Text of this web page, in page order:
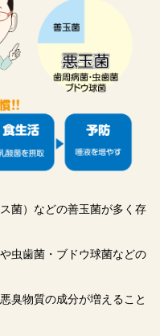
菌）などの善玉菌が多く存
虫歯菌・ブドウ球菌などの
臭物質の成分が増えること